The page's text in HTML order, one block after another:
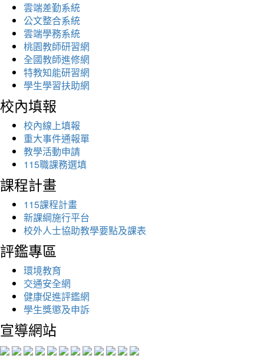
雲端差勤系統
公文整合系統
雲端學務系統
桃園教師研習網
全國教師進修網
特教知能研習網
學生學習扶助網
校內填報
校內線上填報
重大事件通報單
教學活動申請
115職課務選填
課程計畫
115課程計畫
新課綱施行平台
校外人士協助教學要點及課表
評鑑專區
環境教育
交通安全網
健康促進評鑑網
學生獎懲及申訴
宣導網站